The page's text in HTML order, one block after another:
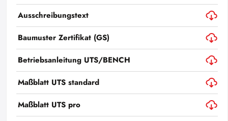
Ausschreibungstext
Baumuster Zertifikat (GS)
Betriebsanleitung UTS/BENCH
Maßblatt UTS standard
Maßblatt UTS pro